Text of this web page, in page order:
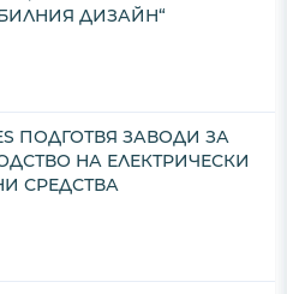
ДИЗАЙН“
ПОДГОТВЯ ЗАВОДИ ЗА
НА ЕЛЕКТРИЧЕСКИ
СРЕДСТВА